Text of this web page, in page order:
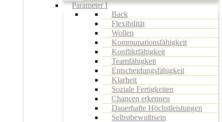
Parameter I
Back
Flexibilität
Wollen
Kommunationsfähigkeit
Konfliktfähigkeit
Teamfähigkeit
Entscheidungsfähigkeit
Klarheit
Soziale Fertigkeiten
Chancen erkennen
Dauerhafte Höchstleistungen
Selbstbewußtsein